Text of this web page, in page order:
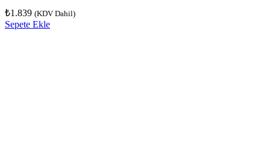
₺1.839 (KDV Dahil)
Sepete Ekle